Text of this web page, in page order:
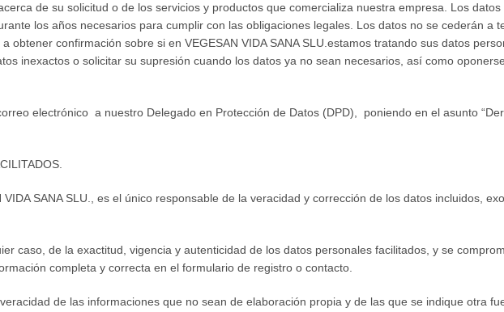
de su solicitud o de los servicios y productos que comercializa nuestra empresa. Los
los años necesarios para cumplir con las obligaciones legales. Los datos no se cederán a
obtener confirmación sobre si en VEGESAN VIDA SANA SLU.estamos tratando sus datos
inexactos o solicitar su supresión cuando los datos ya no sean necesarios, así como
electrónico a nuestro Delegado en Protección de Datos (DPD), poniendo en el asunto
SANA SLU., es el único responsable de la veracidad y corrección de los datos incluidos,
caso, de la exactitud, vigencia y autenticidad de los datos personales facilitados, y se
completa y correcta en el formulario de registro o contacto.
de las informaciones que no sean de elaboración propia y de las que se indique otra